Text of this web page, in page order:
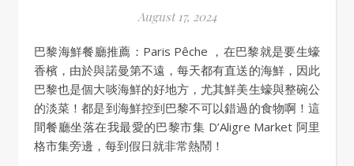
August 17, 2024
巴黎海鮮餐廳推薦：Paris Pêche ，在巴黎就是要生蠔
香檳，由於與諾曼第不遠，每天都有直送的海鮮，因此
巴黎也是個大啖海鮮的好地方，尤其鮮美生蠔與整碗公
的淡菜！都是到海鮮控到巴黎不可以錯過的食物啊！這
間餐廳坐落在我最愛的巴黎市集 D’Aligre Market 阿里
格市集旁邊，每到假日就非常熱鬧！